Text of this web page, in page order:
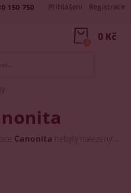
150 750 Přihlášení Registrace
0 Kč
0
Canonita nebyly nalezeny....